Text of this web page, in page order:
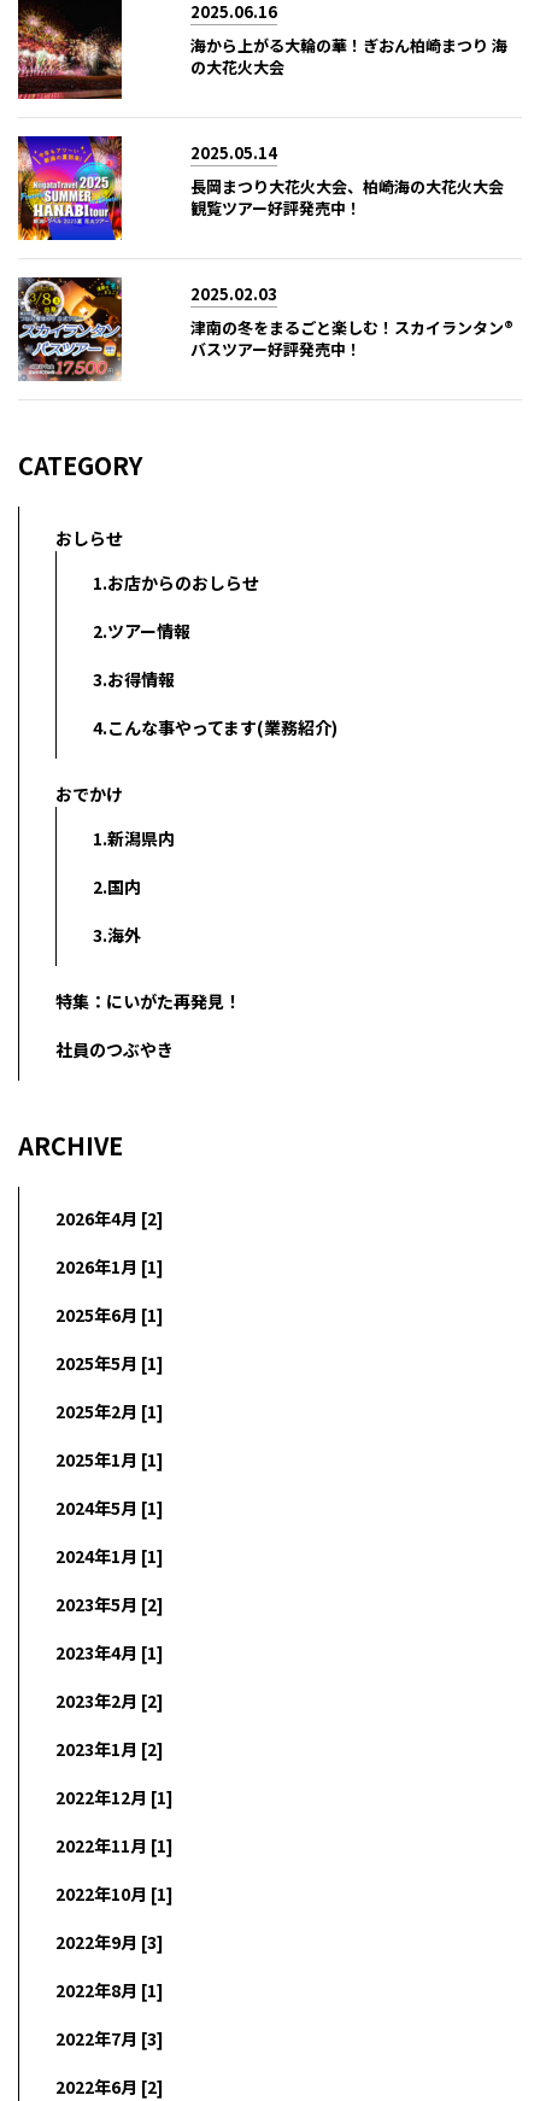
2025.06.16
海から上がる大輪の華！ぎおん柏崎まつり 海
の大花火大会
2025.05.14
長岡まつり大花火大会、柏崎海の大花火大会
観覧ツアー好評発売中！
2025.02.03
津南の冬をまるごと楽しむ！スカイランタン®
バスツアー好評発売中！
CATEGORY
おしらせ
1.お店からのおしらせ
2.ツアー情報
3.お得情報
4.こんな事やってます(業務紹介)
おでかけ
1.新潟県内
2.国内
3.海外
特集：にいがた再発見！
社員のつぶやき
ARCHIVE
2026年4月 [2]
2026年1月 [1]
2025年6月 [1]
2025年5月 [1]
2025年2月 [1]
2025年1月 [1]
2024年5月 [1]
2024年1月 [1]
2023年5月 [2]
2023年4月 [1]
2023年2月 [2]
2023年1月 [2]
2022年12月 [1]
2022年11月 [1]
2022年10月 [1]
2022年9月 [3]
2022年8月 [1]
2022年7月 [3]
2022年6月 [2]